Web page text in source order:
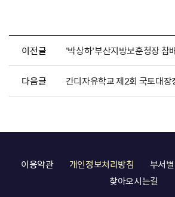
이전글 '박상하'부산지방보훈청장 참
다음글 간디자유학교 제2회 국토대장
이용약관 개인정보처리방침 부서
찾아오시는길